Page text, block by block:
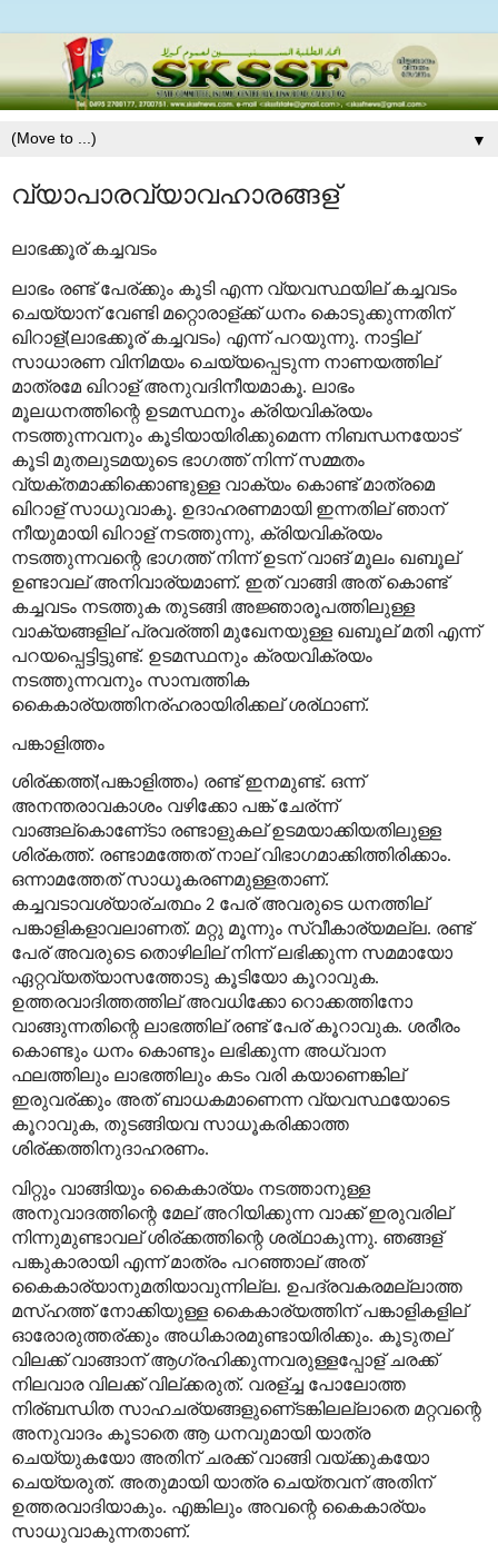
▼
വ്യാപാരവ്യാവഹാരങ്ങള്
ലാഭക്കൂര് കച്ചവടം
ലാഭം രണ്ട് പേര്ക്കും കൂടി എന്ന വ്യവസ്ഥയില് കച്ചവടം
ചെയ്യാന് വേണ്ടി മറ്റൊരാള്ക്ക് ധനം കൊടുക്കുന്നതിന്
ഖിറാള്(ലാഭക്കൂര് കച്ചവടം) എന്ന് പറയുന്നു. നാട്ടില്
സാധാരണ വിനിമയം ചെയ്യപ്പെടുന്ന നാണയത്തില്
മാത്രമേ ഖിറാള് അനുവദിനീയമാകൂ. ലാഭം
മൂലധനത്തിന്റെ ഉടമസ്ഥനും ക്രിയവിക്രയം
നടത്തുന്നവനും കൂടിയായിരിക്കുമെന്ന നിബന്ധനയോട്
കൂടി മുതലുടമയുടെ ഭാഗത്ത് നിന്ന് സമ്മതം
വ്യക്തമാക്കിക്കൊണ്ടുള്ള വാക്യം കൊണ്ട് മാത്രമെ
ഖിറാള് സാധുവാകൂ. ഉദാഹരണമായി ഇന്നതില് ഞാന്
നീയുമായി ഖിറാള് നടത്തുന്നു, ക്രിയവിക്രയം
നടത്തുന്നവന്റെ ഭാഗത്ത് നിന്ന് ഉടന് വാങ് മൂലം ഖബൂല്
ഉണ്ടാവല് അനിവാര്യമാണ്. ഇത് വാങ്ങി അത് കൊണ്ട്
കച്ചവടം നടത്തുക തുടങ്ങി അജ്ഞാരൂപത്തിലുള്ള
വാക്യങ്ങളില് പ്രവര്ത്തി മുഖേനയുള്ള ഖബൂല് മതി എന്ന്
പറയപ്പെട്ടിട്ടുണ്ട്. ഉടമസ്ഥനും ക്രയവിക്രയം
നടത്തുന്നവനും സാമ്പത്തിക
കൈകാര്യത്തിനര്ഹരായിരിക്കല് ശര്ഥാണ്.
പങ്കാളിത്തം
ശിര്ക്കത്ത്(പങ്കാളിത്തം) രണ്ട് ഇനമുണ്ട്. ഒന്ന്
അനന്തരാവകാശം വഴിക്കോ പങ്ക് ചേര്ന്ന്
വാങ്ങല്കൊണേ്ടാ രണ്ടാളുകല് ഉടമയാക്കിയതിലുള്ള
ശിര്കത്ത്. രണ്ടാമത്തേത് നാല് വിഭാഗമാക്കിത്തിരിക്കാം.
ഒന്നാമത്തേത് സാധൂകരണമുള്ളതാണ്.
കച്ചവടാവശ്യാര്ചത്ഥം 2 പേര് അവരുടെ ധനത്തില്
പങ്കാളികളാവലാണത്. മറ്റു മൂന്നും സ്വീകാര്യമല്ല. രണ്ട്
പേര് അവരുടെ തൊഴിലില് നിന്ന് ലഭിക്കുന്ന സമമായോ
ഏറ്റവ്യത്യാസത്തോടു കൂടിയോ കൂറാവുക.
ഉത്തരവാദിത്തത്തില് അവധിക്കോ റൊക്കത്തിനോ
വാങ്ങുന്നതിന്റെ ലാഭത്തില് രണ്ട് പേര് കൂറാവുക. ശരീരം
കൊണ്ടും ധനം കൊണ്ടും ലഭിക്കുന്ന അധ്വാന
ഫലത്തിലും ലാഭത്തിലും കടം വരി കയാണെങ്കില്
ഇരുവര്ക്കും അത് ബാധകമാണെന്ന വ്യവസ്ഥയോടെ
കൂറാവുക, തുടങ്ങിയവ സാധൂകരിക്കാത്ത
ശിര്ക്കത്തിനുദാഹരണം.
വിറ്റും വാങ്ങിയും കൈകാര്യം നടത്താനുള്ള
അനുവാദത്തിന്റെ മേല് അറിയിക്കുന്ന വാക്ക് ഇരുവരില്
നിന്നുമുണ്ടാവല് ശിര്ക്കത്തിന്റെ ശര്ഥാകുന്നു. ഞങ്ങള്
പങ്കുകാരായി എന്ന് മാത്രം പറഞ്ഞാല് അത്
കൈകാര്യാനുമതിയാവുന്നില്ല. ഉപദ്രവകരമല്ലാത്ത
മസ്ഹത്ത് നോക്കിയുള്ള കൈകാര്യത്തിന് പങ്കാളികളില്
ഓരോരുത്തര്ക്കും അധികാരമുണ്ടായിരിക്കും. കൂടുതല്
വിലക്ക് വാങ്ങാന് ആഗ്രഹിക്കുന്നവരുള്ളപ്പോള് ചരക്ക്
നിലവാര വിലക്ക് വില്ക്കരുത്. വരള്ച്ച പോലോത്ത
നിര്ബന്ധിത സാഹചര്യങ്ങളുണെ്ടങ്കിലല്ലാതെ മറ്റവന്റെ
അനുവാദം കൂടാതെ ആ ധനവുമായി യാത്ര
ചെയ്യുകയോ അതിന് ചരക്ക് വാങ്ങി വയ്ക്കുകയോ
ചെയ്യരുത്. അതുമായി യാത്ര ചെയ്തവന് അതിന്
ഉത്തരവാദിയാകും. എങ്കിലും അവന്റെ കൈകാര്യം
സാധുവാകുന്നതാണ്.